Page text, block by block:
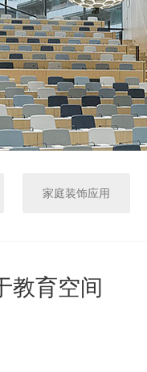
家庭装饰应用
教育空间